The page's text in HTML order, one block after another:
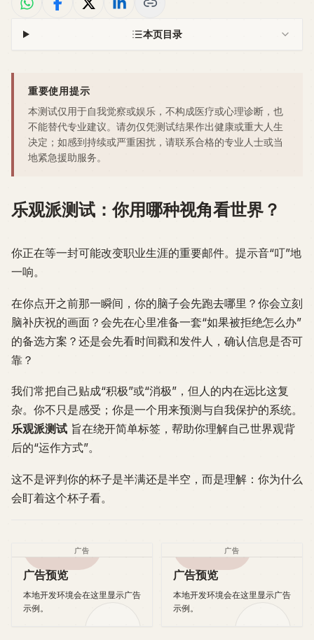
本页目录
重要使用提示
本测试仅用于自我觉察或娱乐，不构成医疗或心理诊断，也
不能替代专业建议。请勿仅凭测试结果作出健康或重大人生
决定；如感到持续或严重困扰，请联系合格的专业人士或当
地紧急援助服务。
乐观派测试：你用哪种视角看世界？
你正在等一封可能改变职业生涯的重要邮件。提示音“叮”地
一响。
在你点开之前那一瞬间，你的脑子会先跑去哪里？你会立刻
脑补庆祝的画面？会先在心里准备一套“如果被拒绝怎么办”
的备选方案？还是会先看时间戳和发件人，确认信息是否可
靠？
我们常把自己贴成“积极”或“消极”，但人的内在远比这复
杂。你不只是感受；你是一个用来预测与自我保护的系统。
乐观派测试 旨在绕开简单标签，帮助你理解自己世界观背
后的“运作方式”。
这不是评判你的杯子是半满还是半空，而是理解：你为什么
会盯着这个杯子看。
广告
广告预览
本地开发环境会在这里显示广告
示例。
广告
广告预览
本地开发环境会在这里显示广告
示例。